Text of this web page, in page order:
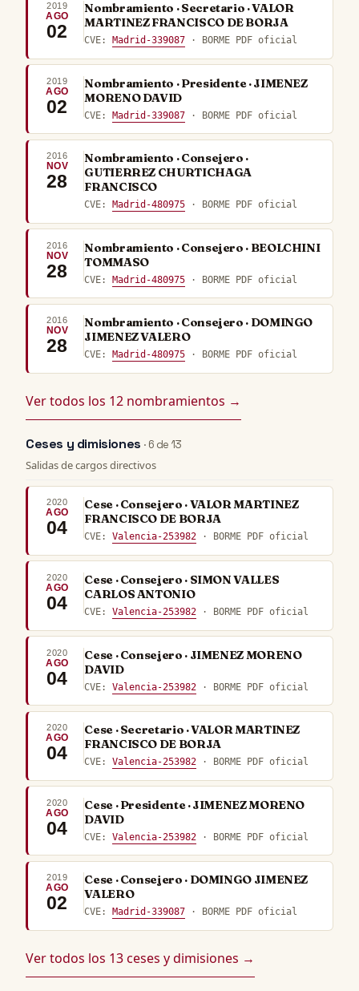
2019
AGO
02
Nombramiento · Secretario · VALOR
MARTINEZ FRANCISCO DE BORJA
CVE: Madrid-339087 · BORME PDF oficial
2019
AGO
02
Nombramiento · Presidente · JIMENEZ
MORENO DAVID
CVE:Madrid-339087 · BORME PDF oficial
2016
NOV
28
Nombramiento · Consejero ·
GUTIERREZ CHURTICHAGA
FRANCISCO
CVE: Madrid-480975 · BORME PDF oficial
2016
NOV
28
Nombramiento · Consejero · BEOLCHINI
TOMMASO
CVE:Madrid-480975 · BORME PDF oficial
2016
NOV
28
Nombramiento · Consejero · DOMINGO
JIMENEZ VALERO
CVE: Madrid-480975 · BORME PDF oficial
Ver todos los 12 nombramientos →
Ceses y dimisiones · 6 de 13
Salidas de cargos directivos
2020
AGO
04
Cese · Consejero · VALOR MARTINEZ
FRANCISCO DE BORJA
CVE:Valencia-253982 · BORME PDF oficial
2020
AGO
04
Cese · Consejero · SIMON VALLES
CARLOS ANTONIO
CVE:Valencia-253982 · BORME PDF oficial
2020
AGO
04
Cese · Consejero · JIMENEZ MORENO
DAVID
CVE:Valencia-253982 · BORME PDF oficial
2020
AGO
04
Cese · Secretario · VALOR MARTINEZ
FRANCISCO DE BORJA
CVE:Valencia-253982 · BORME PDF oficial
2020
AGO
04
Cese · Presidente · JIMENEZ MORENO
DAVID
CVE:Valencia-253982 · BORME PDF oficial
2019
AGO
02
Cese · Consejero · DOMINGO JIMENEZ
VALERO
CVE: Madrid-339087 · BORME PDF oficial
Ver todos los 13 ceses y dimisiones →